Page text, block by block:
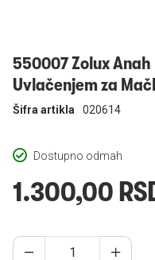
550007 Zolux
Uvlačenjem za
Dostupno odmah
Šifra artikla 020614
1.300,00